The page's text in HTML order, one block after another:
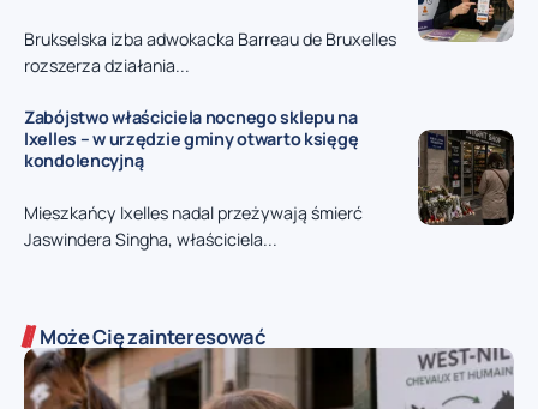
Brukselska izba adwokacka Barreau de Bruxelles
rozszerza działania...
Zabójstwo właściciela nocnego sklepu na
Ixelles – w urzędzie gminy otwarto księgę
kondolencyjną
Mieszkańcy Ixelles nadal przeżywają śmierć
Jaswindera Singha, właściciela...
Może Cię zainteresować